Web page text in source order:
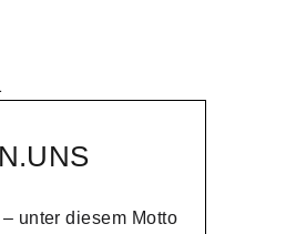
unter diesem Motto